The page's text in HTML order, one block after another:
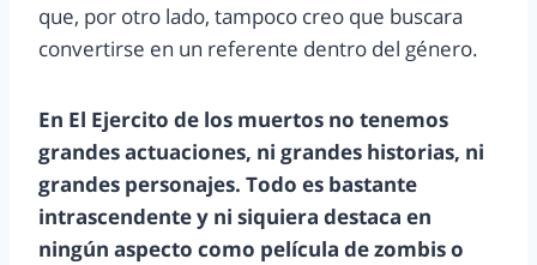
que, por otro lado, tampoco creo que buscara
convertirse en un referente dentro del género.
En El Ejercito de los muertos no tenemos
grandes actuaciones, ni grandes historias, ni
grandes personajes. Todo es bastante
intrascendente y ni siquiera destaca en
ningún aspecto como película de zombis o